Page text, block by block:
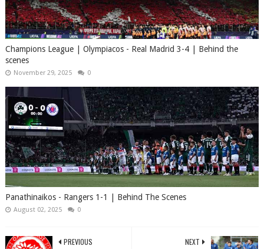
Champions League | Olympiacos​ - Real Madrid 3-4 | Behind the
scenes
November 29, 2025 0
Panathinaikos - Rangers 1-1 | Behind The Scenes
August 02, 2025 0
NEXT
PREVIOUS